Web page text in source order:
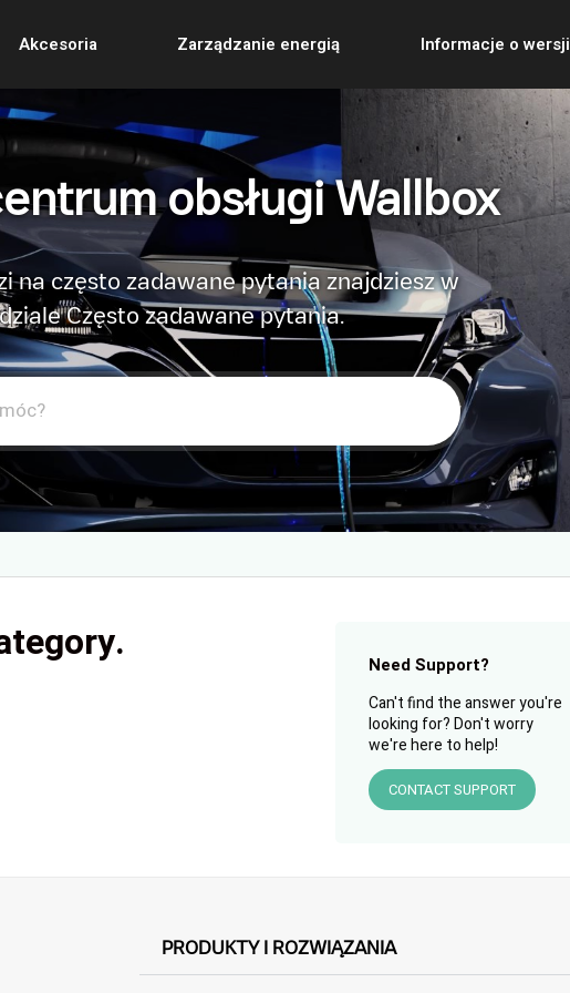
Akcesoria Zarządzanie energią Informacje o wersji
obsługi Wallbox
na często zadawane pytania znajdziesz w
Często zadawane pytania.
Need Support?
Can't find the answer you're
looking for? Don't worry
we're here to help!
CONTACT SUPPORT
PRODUKTY I ROZWIĄZANIA